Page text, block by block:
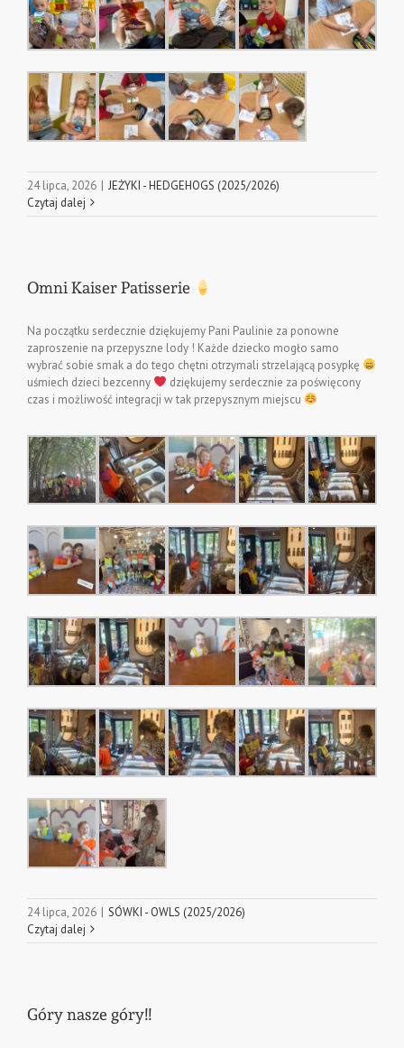
24 lipca, 2026 | JEŻYKI - HEDGEHOGS (2025/2026)
Czytaj dalej
Omni Kaiser Patisserie
Na początku serdecznie dziękujemy Pani Paulinie za ponowne
zaproszenie na przepyszne lody ! Każde dziecko mogło samo
wybrać sobie smak a do tego chętni otrzymali strzelającą posypkę
uśmiech dzieci bezcenny
dziękujemy serdecznie za poświęcony
czas i możliwość integracji w tak przepysznym miejscu
24 lipca, 2026 | SÓWKI - OWLS (2025/2026)
Czytaj dalej
Góry nasze góry!!